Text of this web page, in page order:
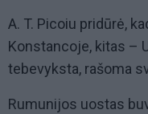
A. T. Picoiu pridūrė,
Konstancoje, kitas –
tebevyksta, rašoma
Rumunijos uostas